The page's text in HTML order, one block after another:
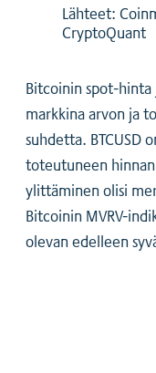
Lähteet:
CryptoQuant
Bitcoinin spot-
markkina arvon ja
suhdetta. BTCUSD
toteutuneen
ylittäminen olisi
Bitcoinin MVRV-
olevan edelleen